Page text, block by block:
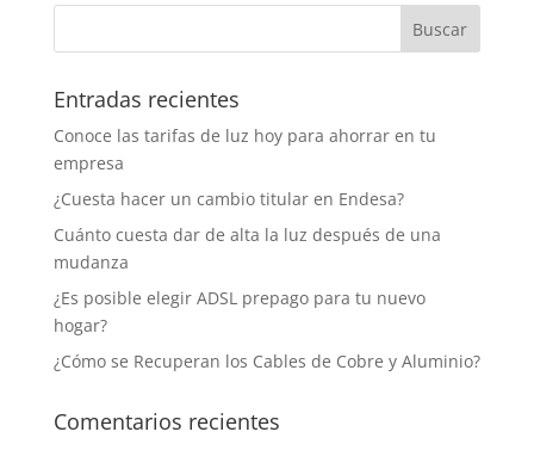
Entradas recientes
Conoce las tarifas de luz hoy para ahorrar en tu
empresa
¿Cuesta hacer un cambio titular en Endesa?
Cuánto cuesta dar de alta la luz después de una
mudanza
¿Es posible elegir ADSL prepago para tu nuevo
hogar?
¿Cómo se Recuperan los Cables de Cobre y Aluminio?
Comentarios recientes